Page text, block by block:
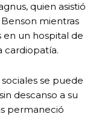
quien asistió
mientras
en un hospital de
cardiopatía.
se puede
descanso a su
permaneció